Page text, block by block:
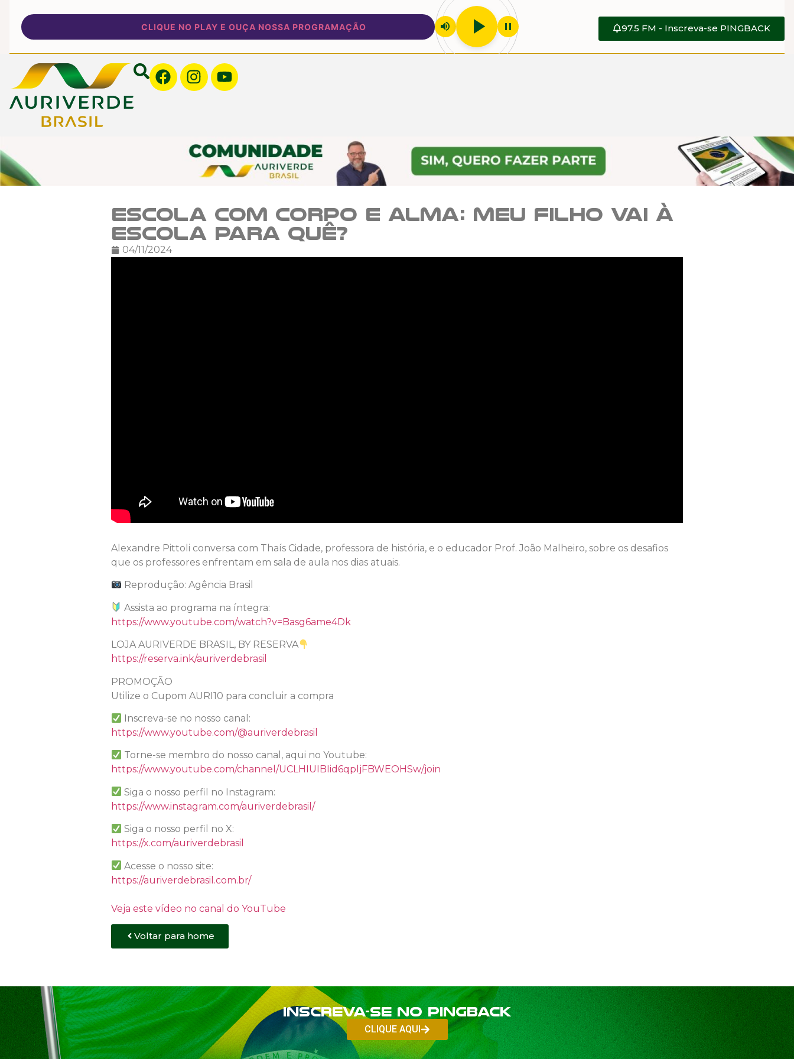
CLIQUE NO PLAY E OUÇA NOSSA PROGRAMAÇÃO volume_up play_arrow pause 97.5 FM - Inscreva-se PINGBACK
Escola com Corpo e Alma: Meu filho vai à
escola para quê?
04/11/2024
Alexandre Pittoli conversa com Thaís Cidade, professora de história, e o educador Prof. João Malheiro, sobre os desafios
que os professores enfrentam em sala de aula nos dias atuais.
Reprodução: Agência Brasil
Assista ao programa na íntegra:
https://www.youtube.com/watch?v=Basg6ame4Dk
LOJA AURIVERDE BRASIL, BY RESERVA
https://reserva.ink/auriverdebrasil
PROMOÇÃO
Utilize o Cupom AURI10 para concluir a compra
Inscreva-se no nosso canal:
https://www.youtube.com/@auriverdebrasil
Torne-se membro do nosso canal, aqui no Youtube:
https://www.youtube.com/channel/UCLHIUIBIid6qpljFBWEOHSw/join
Siga o nosso perfil no Instagram:
https://www.instagram.com/auriverdebrasil/
Siga o nosso perfil no X:
https://x.com/auriverdebrasil
Acesse o nosso site:
https://auriverdebrasil.com.br/
Veja este vídeo no canal do YouTube
Voltar para home
Inscreva-se no PINGBACK
CLIQUE AQUI